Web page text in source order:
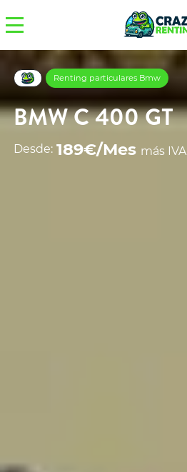
Renting particulares Bmw
BMW C 400 GT
Desde: 189€/Mes más IVA